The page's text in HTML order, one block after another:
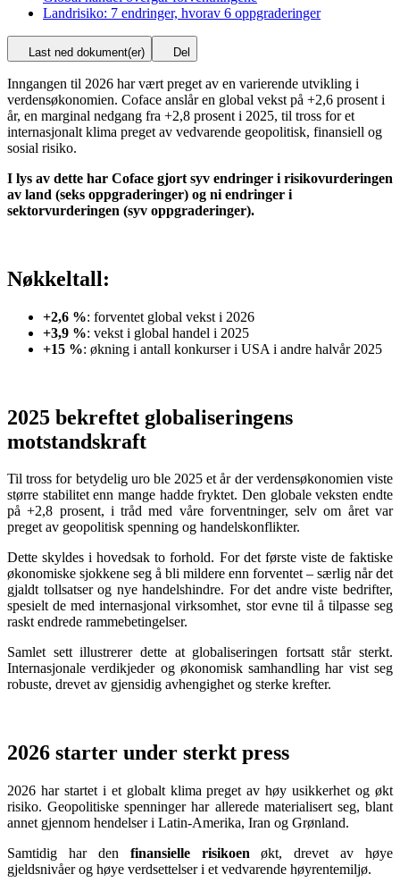
Landrisiko: 7 endringer, hvorav 6 oppgraderinger
Last ned dokument(er) Del
Inngangen til 2026 har vært preget av en varierende utvikling i
verdensøkonomien. Coface anslår en global vekst på +2,6 prosent i
år, en marginal nedgang fra +2,8 prosent i 2025, til tross for et
internasjonalt klima preget av vedvarende geopolitisk, finansiell og
sosial risiko.
I lys av dette har Coface gjort syv endringer i risikovurderingen
av land (seks oppgraderinger) og ni endringer i
sektorvurderingen (syv oppgraderinger).
Nøkkeltall:
+2,6 %: forventet global vekst i 2026
+3,9 %: vekst i global handel i 2025
+15 %: økning i antall konkurser i USA i andre halvår 2025
2025 bekreftet globaliseringens
motstandskraft
Til tross for betydelig uro ble 2025 et år der verdensøkonomien viste
større stabilitet enn mange hadde fryktet. Den globale veksten endte
på +2,8 prosent, i tråd med våre forventninger, selv om året var
preget av geopolitisk spenning og handelskonflikter.
Dette skyldes i hovedsak to forhold. For det første viste de faktiske
økonomiske sjokkene seg å bli mildere enn forventet – særlig når det
gjaldt tollsatser og nye handelshindre. For det andre viste bedrifter,
spesielt de med internasjonal virksomhet, stor evne til å tilpasse seg
raskt endrede rammebetingelser.
Samlet sett illustrerer dette at globaliseringen fortsatt står sterkt.
Internasjonale verdikjeder og økonomisk samhandling har vist seg
robuste, drevet av gjensidig avhengighet og sterke krefter.
2026 starter under sterkt press
2026 har startet i et globalt klima preget av høy usikkerhet og økt
risiko. Geopolitiske spenninger har allerede materialisert seg, blant
annet gjennom hendelser i Latin‑Amerika, Iran og Grønland.
Samtidig har den finansielle risikoen økt, drevet av høye
gjeldsnivåer og høye verdsettelser i et vedvarende høyrentemiljø.